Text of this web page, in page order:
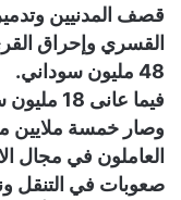
قصف المدنيين وتدمير
القسري وإحراق
48 مليون سوداني.
فيما
وصار خمسة ملايين
العاملون في مجال
صعوبات في التنقل